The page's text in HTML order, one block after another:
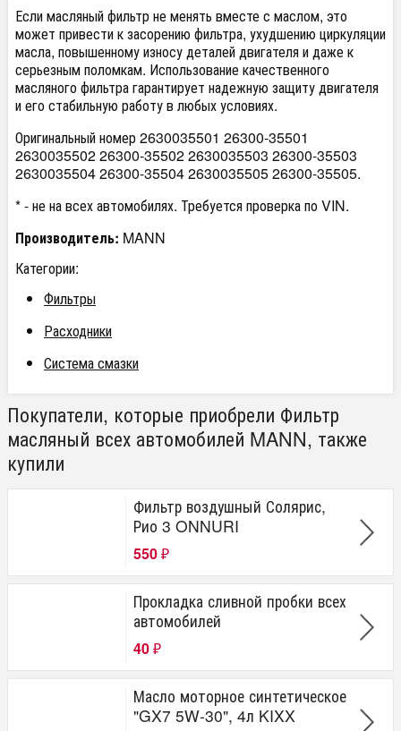
Если масляный фильтр не менять вместе с маслом, это
может привести к засорению фильтра, ухудшению циркуляции
масла, повышенному износу деталей двигателя и даже к
серьезным поломкам. Использование качественного
масляного фильтра гарантирует надежную защиту двигателя
и его стабильную работу в любых условиях.
Оригинальный номер 2630035501 26300-35501
2630035502 26300-35502 2630035503 26300-35503
2630035504 26300-35504 2630035505 26300-35505.
* - не на всех автомобилях. Требуется проверка по VIN.
Производитель: MANN
Категории:
Фильтры
Расходники
Система смазки
Покупатели, которые приобрели Фильтр
масляный всех автомобилей MANN, также
купили
Фильтр воздушный Солярис,
Рио 3 ONNURI
550 ₽
Прокладка сливной пробки всех
автомобилей
40 ₽
Масло моторное синтетическое
"GX7 5W-30", 4л KIXX